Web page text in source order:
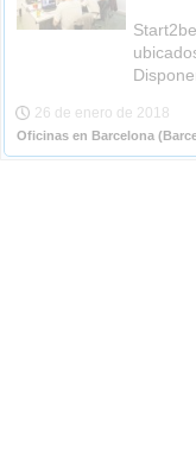
26 de enero de 2018
Oficinas en Barcelona